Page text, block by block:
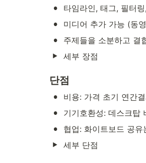
• 타임라인, 태그, 필터
• 미디어 추가 가능 (동
•
주제들을 소분하고 결
세부 장점
단점
• 비용: 가격 초기 연간
• 기기호환성: 데스크탑
•
협업: 화이트보드 공
세부 단점